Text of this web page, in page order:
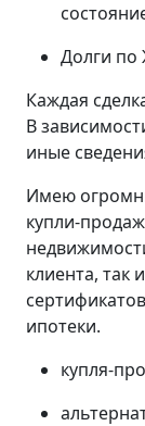
Долги
Каждая
В
иные
Имею
купли-
клиента, так
ипотеки.
купля-